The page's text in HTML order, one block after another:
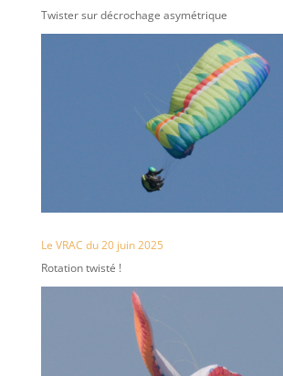
Twister sur décrochage asymétrique
Le VRAC du 20 juin 2025
Rotation twisté !